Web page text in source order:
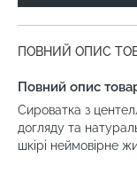
ПОВНИЙ ОПИС
Повний опис
Сироватка з
догляду та
шкірі неймовірне